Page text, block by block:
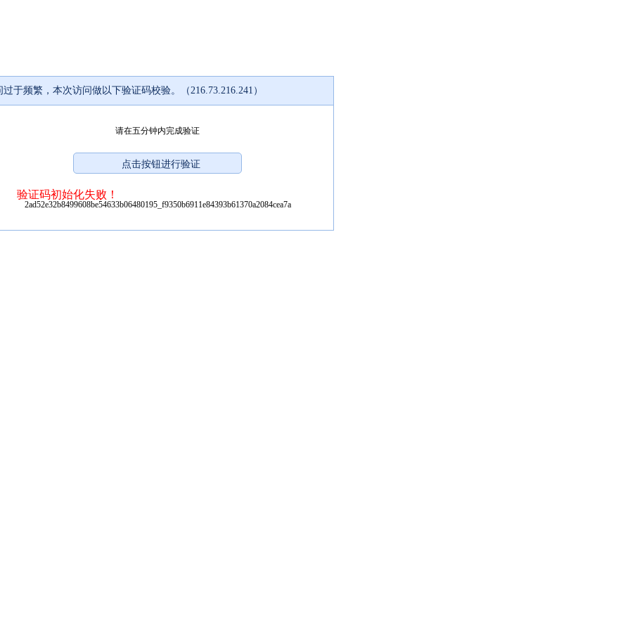
过于频繁，本次访问做以下验证码校验。（216.73.216.241）
请在五分钟内完成验证
验证码初始化失败！
2ad52e32b8499608be54633b06480195_f9350b6911e84393b61370a2084cea7a